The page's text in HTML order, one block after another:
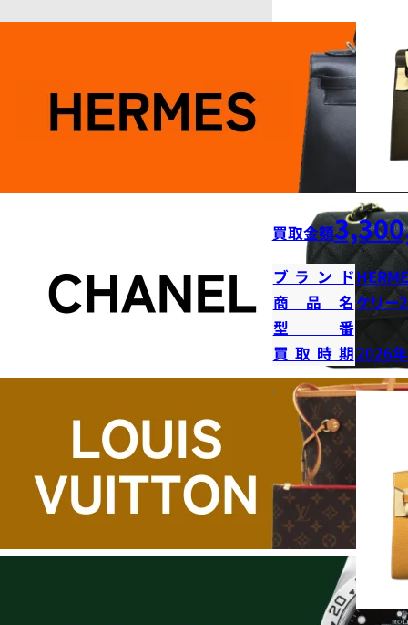
買取金額
ブランド
商品名ケリー
型番
買取時期2026